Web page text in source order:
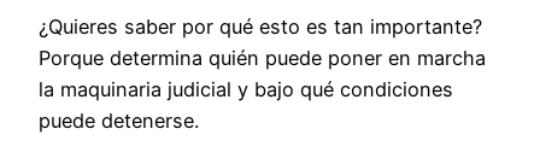
¿Quieres saber por qué esto es tan importante?
Porque determina quién puede poner en marcha
la maquinaria judicial y bajo qué condiciones
puede detenerse.